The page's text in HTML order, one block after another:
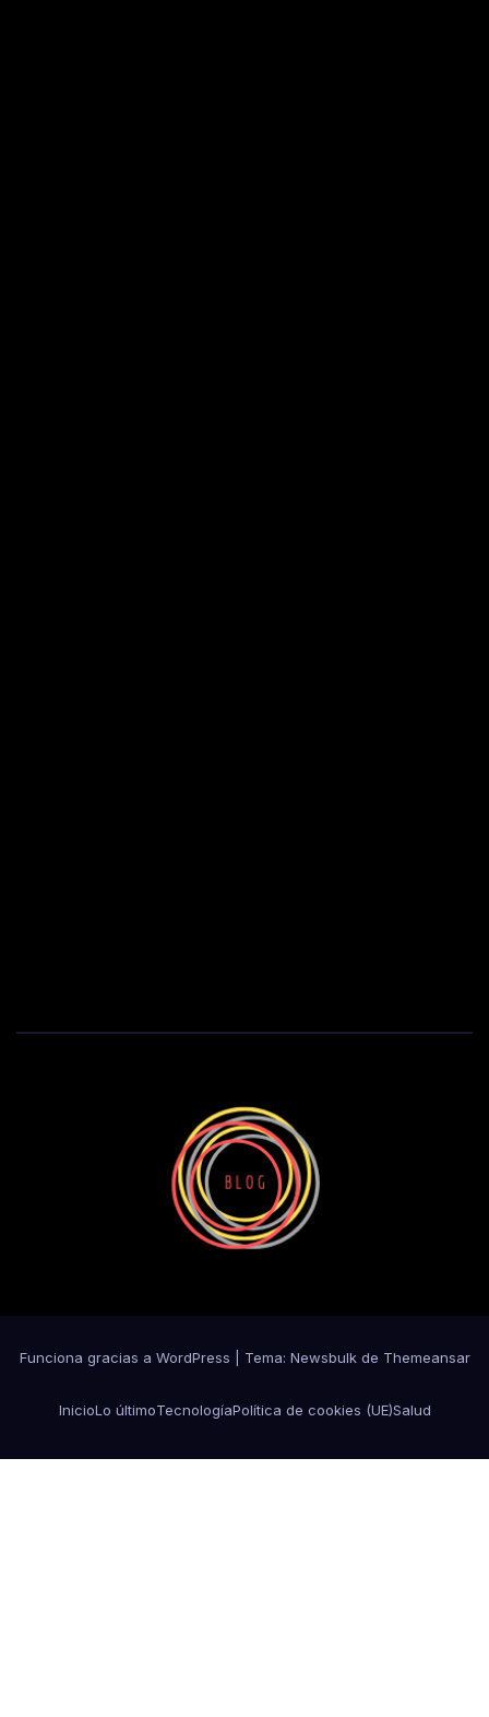
Funciona gracias a WordPress Tema: Newsbulkde Themeansar
InicioLo últimoTecnologíaPolítica de cookies (UE)Salud